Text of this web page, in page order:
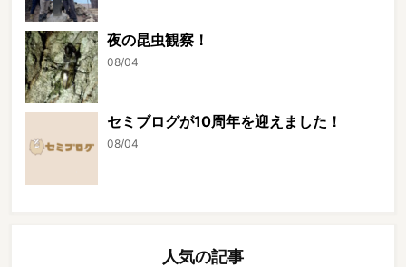
夜の昆虫観察！
08/04
セミブログが10周年を迎えました！
08/04
人気の記事